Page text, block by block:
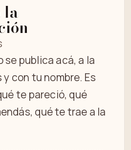
la
se publica acá, a la
con tu nombre. Es
te pareció, qué
qué te trae a la